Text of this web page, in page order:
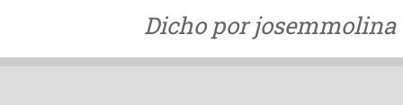
Dicho por josemmolina